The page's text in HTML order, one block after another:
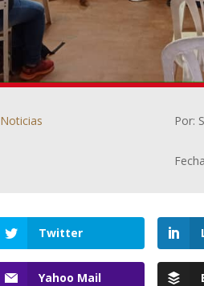
Noticias Por:
Twitter
Yahoo Mail